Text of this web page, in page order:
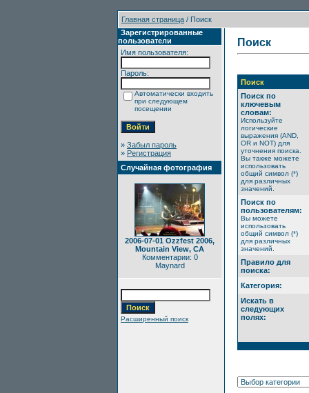
Главная страница / Поиск
Зарегистрированные
пользователи
Имя пользователя:
Пароль:
Автоматически входить
при следующем
посещении
» Забыл пароль
» Регистрация
Случайная фотография
2006-07-01 Ozzfest 2006,
Mountain View, CA
Комментарии: 0
Maynard
Расширенный поиск
Поиск
Поиск
Поиск по
ключевым
словам:
Используйте
логические
выражения (AND,
OR и NOT) для
уточнения поиска.
Вы также можете
использовать
общий символ (*)
для различных
значений.
Поиск по
пользователям:
Вы можете
использовать
общий символ (*)
для различных
значений.
Правило для
поиска:
Категория:
Искать в
следующих
полях: